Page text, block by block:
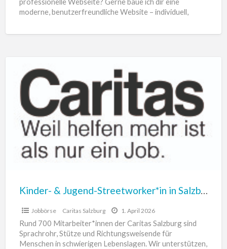
moderne, benutzerfreundliche Website – individuell,
Jugend-
Streetworker*in
Salzburg
Stadt
(m/w/d)
Kinder- & Jugend-Streetworker*in in Salzburg Stadt (m/w/d)
Jobbörse Caritas Salzburg 1. April 2026
Rund 700 Mitarbeiter*innen der Caritas Salzburg sind
Sprachrohr, Stütze und Richtungsweisende für
Menschen in schwierigen Lebenslagen. Wir unterstützen,